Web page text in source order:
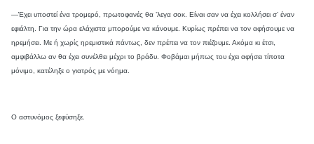
—Έχει υποστεί ένα τρομερό, πρωτοφανές θα ’λεγα σοκ. Είναι σαν να έχει κολλήσει σ’ έναν
εφιάλτη. Για την ώρα ελάχιστα μπορούμε να κάνουμε. Κυρίως πρέπει να τον αφήσουμε να
ηρεμήσει. Με ή χωρίς ηρεμιστικά πάντως, δεν πρέπει να τον πιέζουμε. Ακόμα κι έτσι,
αμφιβάλλω αν θα έχει συνέλθει μέχρι το βράδυ. Φοβάμαι μήπως του έχει αφήσει τίποτα
μόνιμο, κατέληξε ο γιατρός με νόημα.
Ο αστυνόμος ξεφύσηξε.